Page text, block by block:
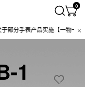
0
分手表产品实施【一物一码】
1